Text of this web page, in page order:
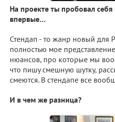
На проекте ты пробовал
впервые…
Стендап - то жанр новый для
полностью мое
нюансов, про которые мы
что пишу смешную шутку,
смеются. В стендапе все
И в чем же разница?